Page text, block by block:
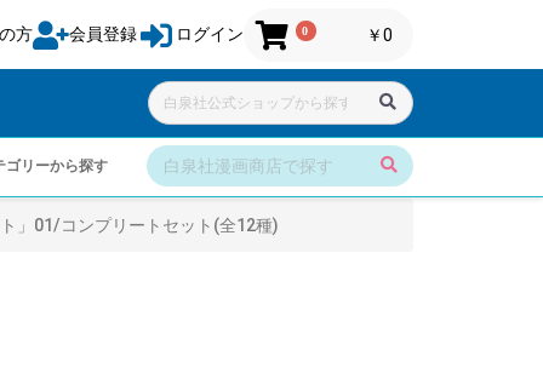
方 会員登録 ログイン 0 ￥0
ゴリーから探す
」01/コンプリートセット(全12種)